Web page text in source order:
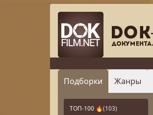
Подборки Жанры
ТОП-100 🔥(103)